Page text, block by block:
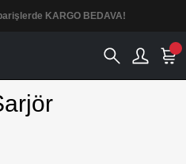
KARGO BEDAVA!